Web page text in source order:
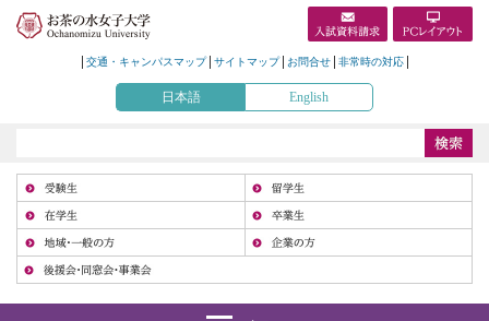
交通・キャンパスマップ サイトマップ お問合せ 非常時の対応
日本語 English